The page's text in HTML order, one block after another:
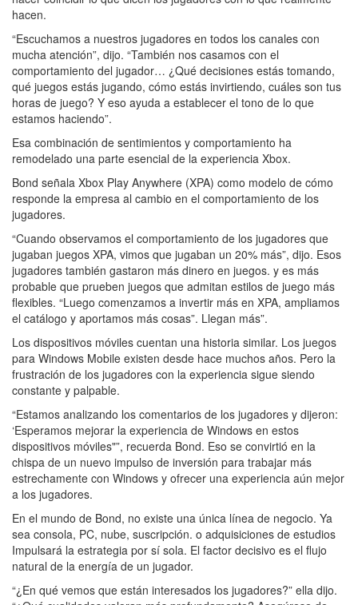
hacen.
“Escuchamos a nuestros jugadores en todos los canales con
mucha atención”, dijo. “También nos casamos con el
comportamiento del jugador… ¿Qué decisiones estás tomando,
qué juegos estás jugando, cómo estás invirtiendo, cuáles son tus
horas de juego? Y eso ayuda a establecer el tono de lo que
estamos haciendo”.
Esa combinación de sentimientos y comportamiento ha
remodelado una parte esencial de la experiencia Xbox.
Bond señala Xbox Play Anywhere (XPA) como modelo de cómo
responde la empresa al cambio en el comportamiento de los
jugadores.
“Cuando observamos el comportamiento de los jugadores que
jugaban juegos XPA, vimos que jugaban un 20% más”, dijo. Esos
jugadores también gastaron más dinero en juegos. y es más
probable que prueben juegos que admitan estilos de juego más
flexibles. “Luego comenzamos a invertir más en XPA, ampliamos
el catálogo y aportamos más cosas”. Llegan más”.
Los dispositivos móviles cuentan una historia similar. Los juegos
para Windows Mobile existen desde hace muchos años. Pero la
frustración de los jugadores con la experiencia sigue siendo
constante y palpable.
“Estamos analizando los comentarios de los jugadores y dijeron:
‘Esperamos mejorar la experiencia de Windows en estos
dispositivos móviles"”, recuerda Bond. Eso se convirtió en la
chispa de un nuevo impulso de inversión para trabajar más
estrechamente con Windows y ofrecer una experiencia aún mejor
a los jugadores.
En el mundo de Bond, no existe una única línea de negocio. Ya
sea consola, PC, nube, suscripción. o adquisiciones de estudios
Impulsará la estrategia por sí sola. El factor decisivo es el flujo
natural de la energía de un jugador.
“¿En qué vemos que están interesados los jugadores?” ella dijo.